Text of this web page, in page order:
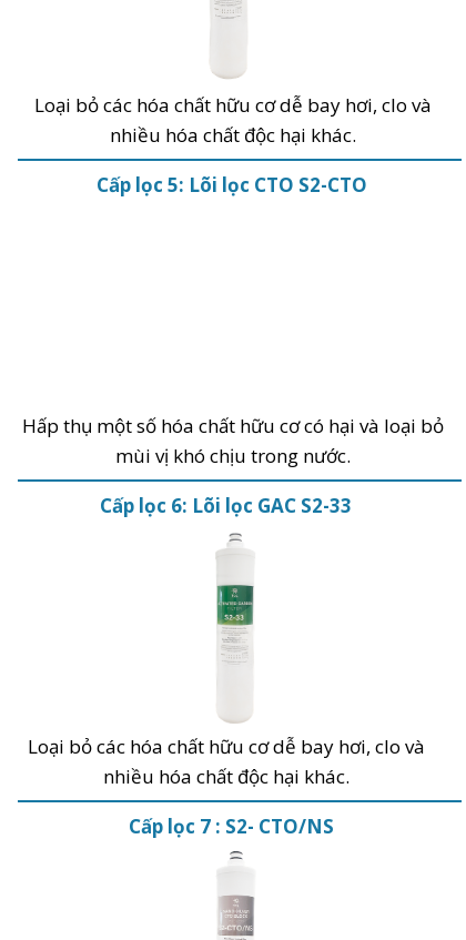
Cấp lọc 5: Lõi lọc CTO S2-CTO
Cấp lọc 6: Lõi lọc GAC S2-33
Cấp lọc 7 : S2- CTO/NS
Loại bỏ các hóa chất hữu cơ dễ bay hơi, clo và
nhiều hóa chất độc hại khác.
Hấp thụ một số hóa chất hữu cơ có hại và loại bỏ
mùi vị khó chịu trong nước.
Loại bỏ các hóa chất hữu cơ dễ bay hơi, clo và
nhiều hóa chất độc hại khác.